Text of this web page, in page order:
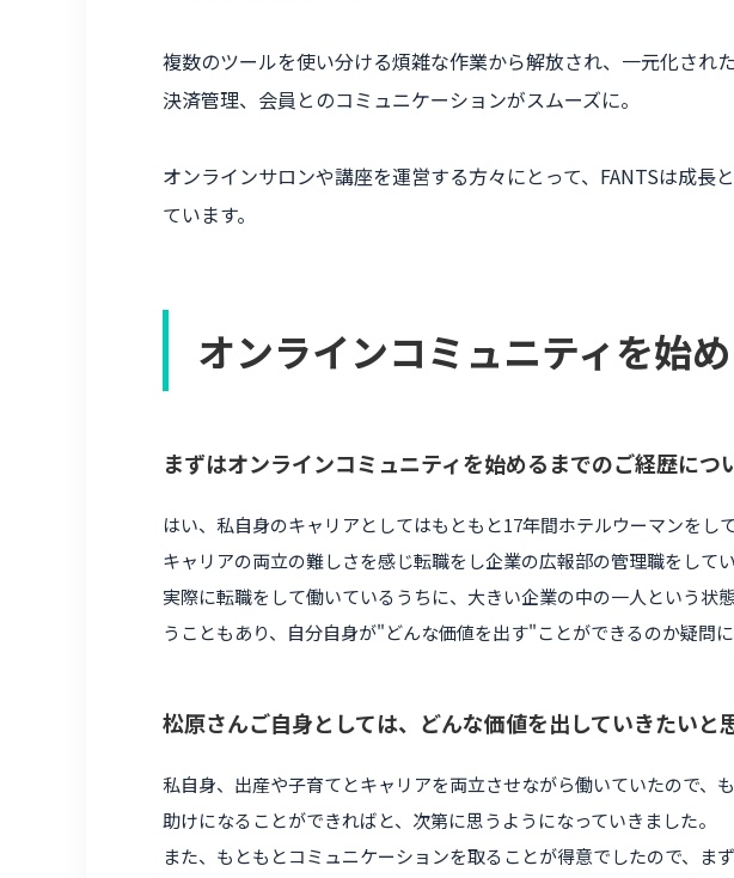
複数のツールを使い分ける煩雑な作業から解放され、一元化され
決済管理、会員とのコミュニケーションがスムーズに。
オンラインサロンや講座を運営する方々にとって、FANTSは成長
ています。
オンラインコミュニティを始
まずはオンラインコミュニティを始めるまでのご経歴につ
はい、私自身のキャリアとしてはもともと17年間ホテルウーマンをし
キャリアの両立の難しさを感じ転職をし企業の広報部の管理職をしてい
実際に転職をして働いているうちに、大きい企業の中の一人という状
うこともあり、自分自身が"どんな価値を出す"ことができるのか疑問
松原さんご自身としては、どんな価値を出していきたいと
私自身、出産や子育てとキャリアを両立させながら働いていたので、
助けになることができればと、次第に思うようになっていきました。
また、もともとコミュニケーションを取ることが得意でしたので、ま